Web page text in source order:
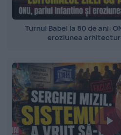
Turnul Babel la 80 de ani:
eroziunea